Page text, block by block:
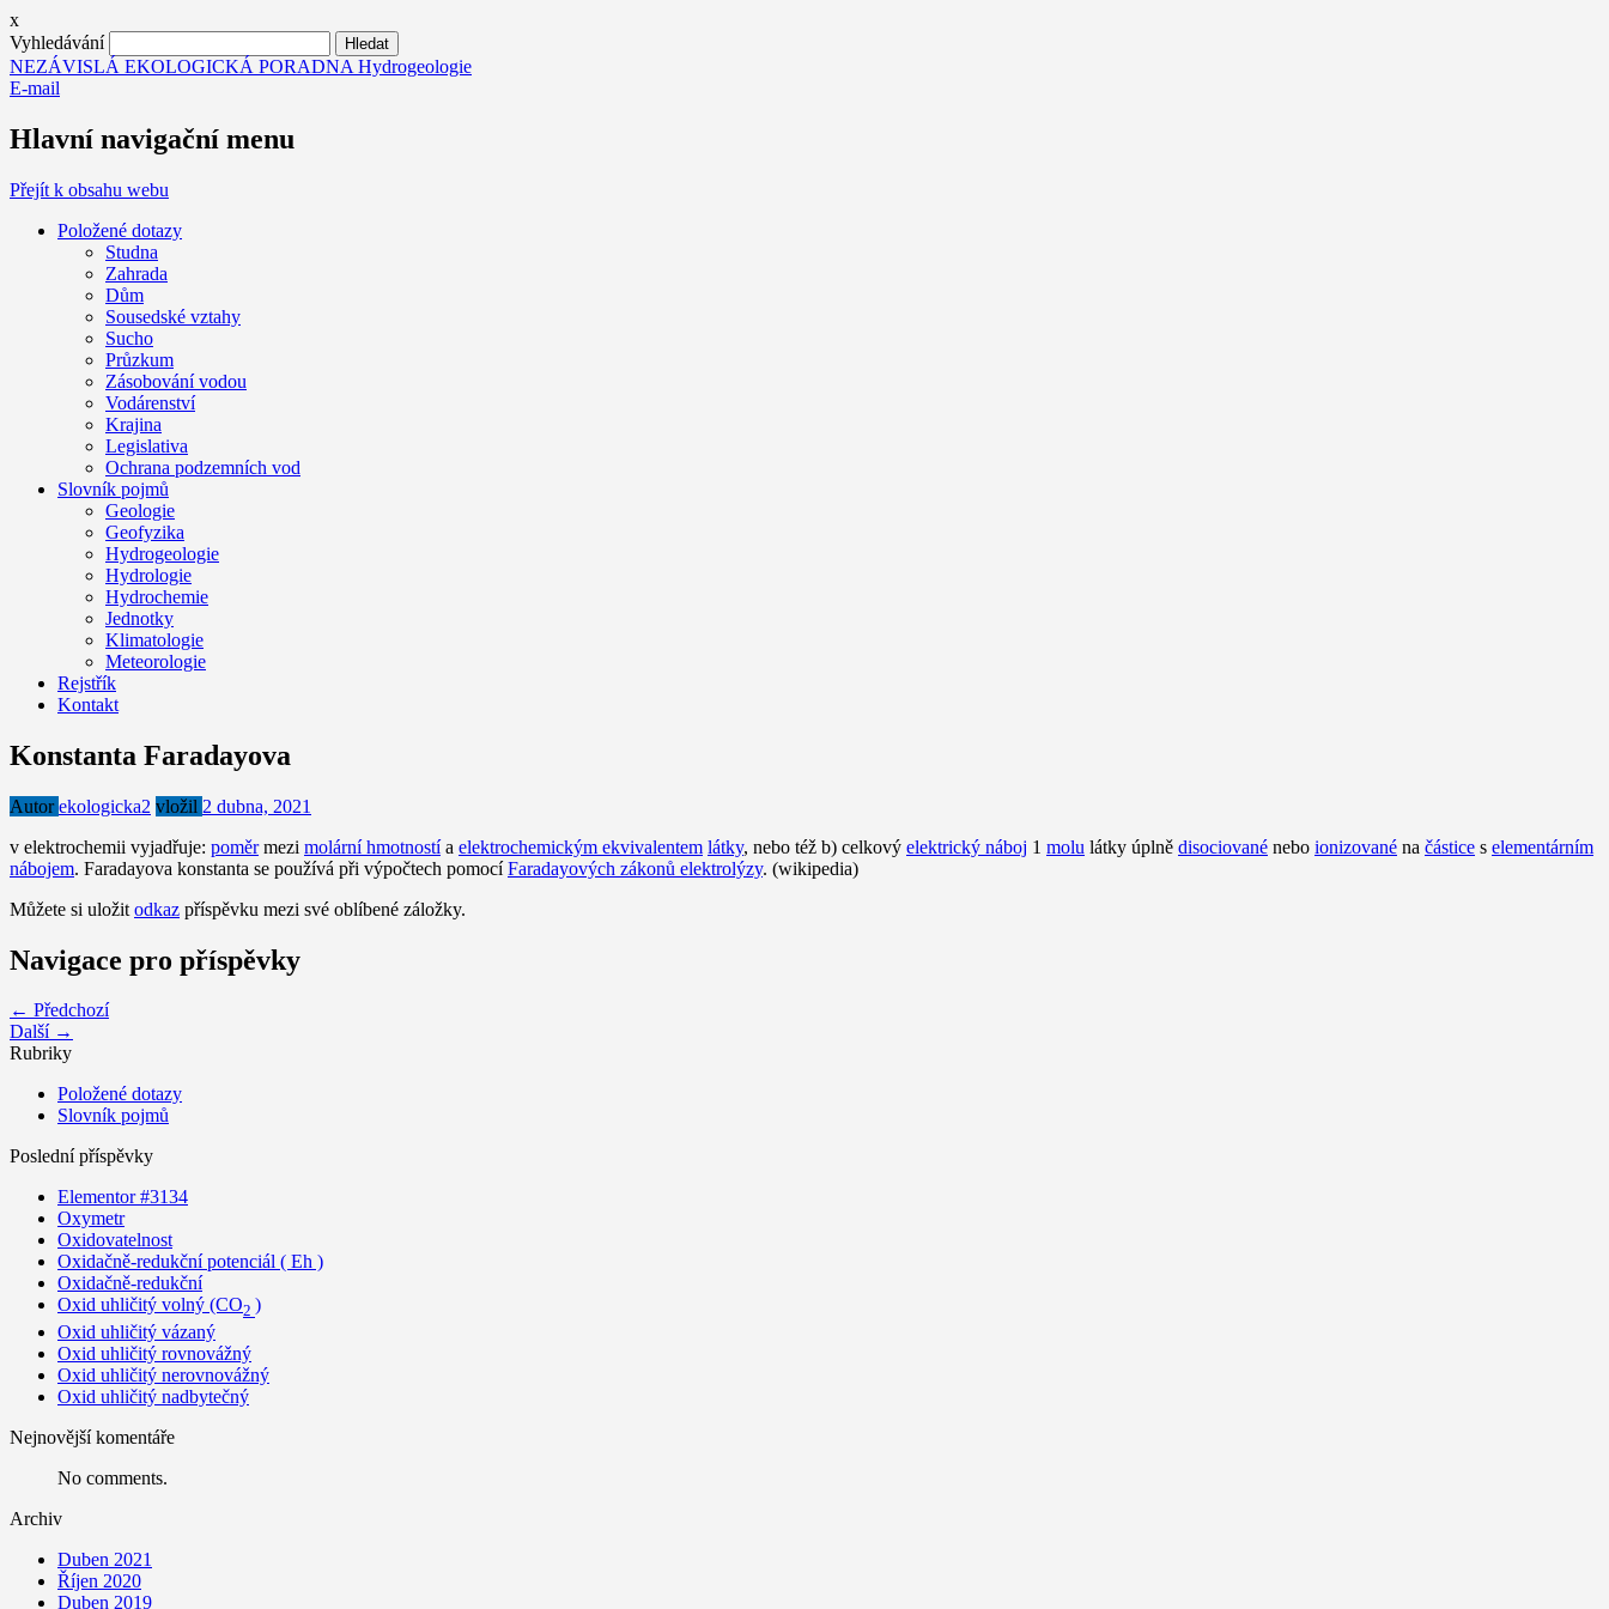
x
Vyhledávání
NEZÁVISLÁ EKOLOGICKÁ PORADNA Hydrogeologie
E-mail
Hlavní navigační menu
Přejít k obsahu webu
Položené dotazy
Studna
Zahrada
Dům
Sousedské vztahy
Sucho
Průzkum
Zásobování vodou
Vodárenství
Krajina
Legislativa
Ochrana podzemních vod
Slovník pojmů
Geologie
Geofyzika
Hydrogeologie
Hydrologie
Hydrochemie
Jednotky
Klimatologie
Meteorologie
Rejstřík
Kontakt
Konstanta Faradayova
Autorekologicka2 vložil 2 dubna, 2021
v elektrochemii vyjadřuje: poměrmezi molární hmotnostía elektrochemickým ekvivalentem látky, nebo též b) celkový elektrický náboj 1 molu látky úplně disociované nebo ionizované na částice s elementárním
nábojem. Faradayova konstanta se používá při výpočtech pomocíFaradayových zákonů elektrolýzy. (wikipedia)
Můžete si uložit odkaz příspěvku mezi své oblíbené záložky.
Navigace pro příspěvky
← Předchozí
Další →
Rubriky
Položené dotazy
Slovník pojmů
Poslední příspěvky
Elementor #3134
Oxymetr
Oxidovatelnost
Oxidačně-redukční potenciál ( Eh )
Oxidačně-redukční
Oxid uhličitý volný (CO2 )
Oxid uhličitý vázaný
Oxid uhličitý rovnovážný
Oxid uhličitý nerovnovážný
Oxid uhličitý nadbytečný
Nejnovější komentáře
No comments.
Archiv
Duben 2021
Říjen 2020
Duben 2019